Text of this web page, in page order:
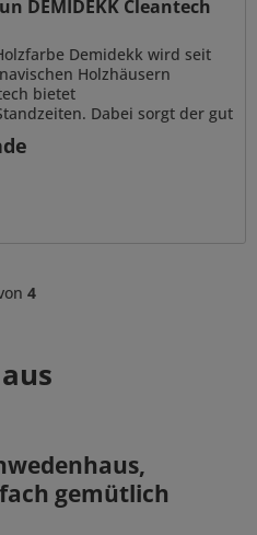
DEMIDEKK Cleantech
Demidekk wird seit
Holzhäusern
bietet
Dabei sorgt der gut
für...
4
gemütlich